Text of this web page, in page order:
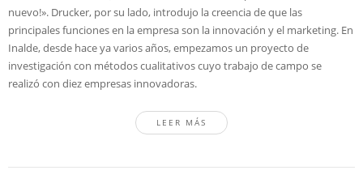
nuevo!». Drucker, por su lado, introdujo la creencia de que las
principales funciones en la empresa son la innovación y el marketing. En
Inalde, desde hace ya varios años, empezamos un proyecto de
investigación con métodos cualitativos cuyo trabajo de campo se
realizó con diez empresas innovadoras.
LEER MÁS